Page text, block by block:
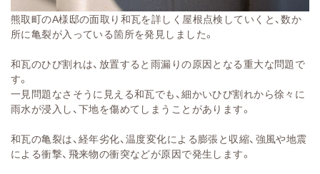
熊取町のA様邸の面取り和瓦を詳しく屋根点検していくと、数か
所に亀裂が入っている箇所を発見しました。
和瓦のひび割れは、放置すると雨漏りの原因となる重大な問題で
す。
一見問題なさそうに見える和瓦でも、細かいひび割れから徐々に
雨水が浸入し、下地を傷めてしまうことがあります。
和瓦の亀裂は、経年劣化、温度変化による膨張と収縮、強風や地震
による衝撃、飛来物の衝突などが原因で発生します。